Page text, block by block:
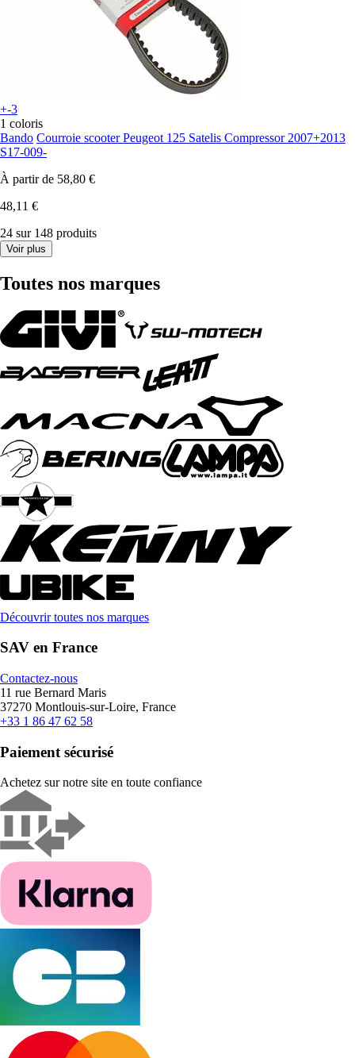
+-3
1 coloris
Bando Courroie scooter Peugeot 125 Satelis Compressor 2007+2013
S17-009-
À partir de 58,80 €
48,11 €
24 sur 148 produits
Voir plus
Toutes nos marques
Découvrir toutes nos marques
SAV en France
Contactez-nous
11 rue Bernard Maris
37270 Montlouis-sur-Loire, France
+33 1 86 47 62 58
Paiement sécurisé
Achetez sur notre site en toute confiance